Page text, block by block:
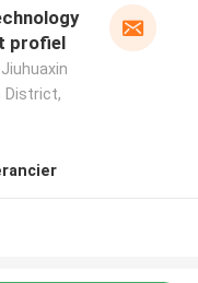
profiel
District,